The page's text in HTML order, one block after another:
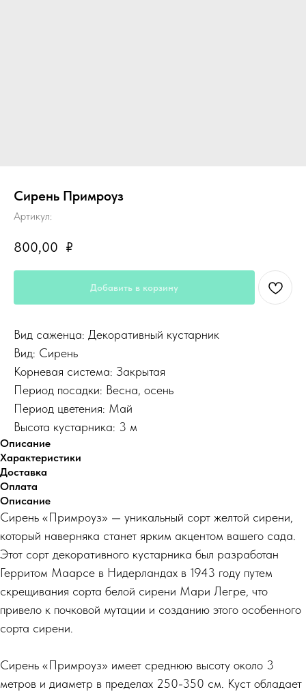
Сирень Примроуз
Артикул:
800,00 ₽
Добавить в корзину
Вид саженца: Декоративный кустарник
Вид: Сирень
Корневая система: Закрытая
Период посадки: Весна, осень
Период цветения: Май
Высота кустарника: 3 м
Описание
Характеристики
Доставка
Оплата
Описание
Сирень «Примроуз» — уникальный сорт желтой сирени,
который наверняка станет ярким акцентом вашего сада.
Этот сорт декоративного кустарника был разработан
Герритом Маарсе в Нидерландах в 1943 году путем
скрещивания сорта белой сирени Мари Легре, что
привело к почковой мутации и созданию этого особенного
сорта сирени.
Сирень «Примроуз» имеет среднюю высоту около 3
метров и диаметр в пределах 250-350 см. Куст обладает